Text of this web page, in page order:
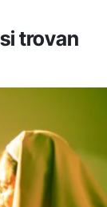
trovan